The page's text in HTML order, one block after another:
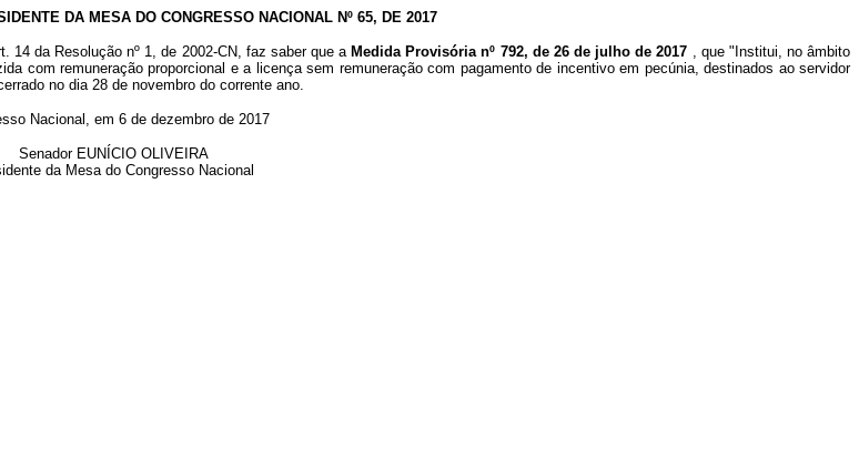
DA MESA DO CONGRESSO NACIONAL Nº 65, DE 2017
14 da Resolução nº 1, de 2002-CN, faz saber que a Medida Provisória nº 792, de 26 de julho de 2017 , que "Institui, no âmbito
com remuneração proporcional e a licença sem remuneração com pagamento de incentivo em pecúnia, destinados ao servidor
no dia 28 de novembro do corrente ano.
Nacional, em 6 de dezembro de 2017
Senador EUNÍCIO OLIVEIRA
da Mesa do Congresso Nacional